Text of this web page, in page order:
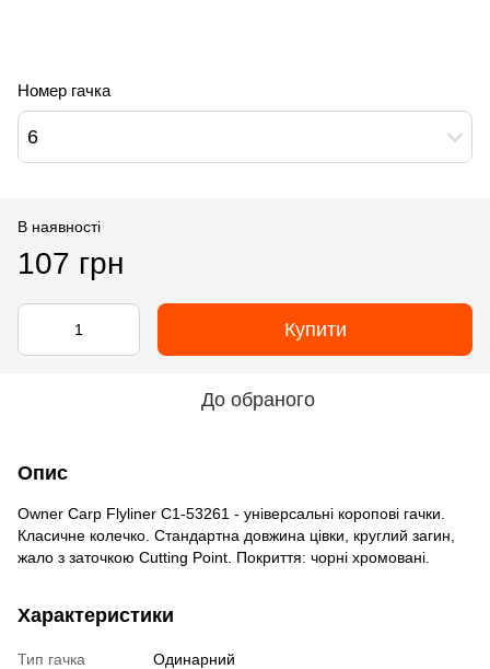
Номер гачка
6
В наявності
107 грн
Купити
До обраного
Опис
Owner Carp Flyliner C1-53261 - універсальні коропові гачки.
Класичне колечко. Стандартна довжина цівки, круглий загин,
жало з заточкою Cutting Point. Покриття: чорні хромовані.
Характеристики
Тип гачка
Одинарний